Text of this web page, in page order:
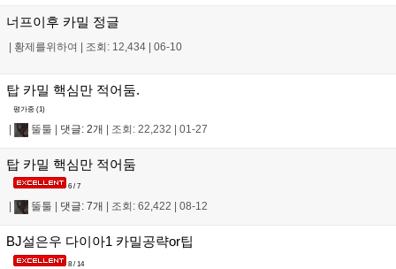
너프이후 카밀 정글
황제를위하여 조회: 12,434 06-10
탑 카밀 핵심만 적어둠.
평가중 (1)
| 뚤툴 | 댓글: 2개 | 조회: 22,232 | 01-27
탑 카밀 핵심만 적어둠
6 / 7
뚤툴 댓글: 7개 조회: 62,422 08-12
BJ설은우 다이아1 카밀공략or팁
8 / 14